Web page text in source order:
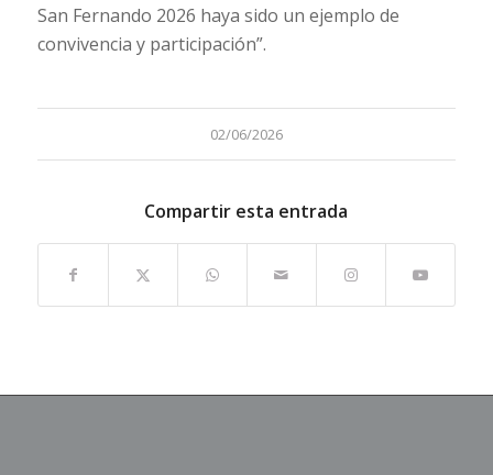
San Fernando 2026 haya sido un ejemplo de
convivencia y participación”.
02/06/2026
Compartir esta entrada